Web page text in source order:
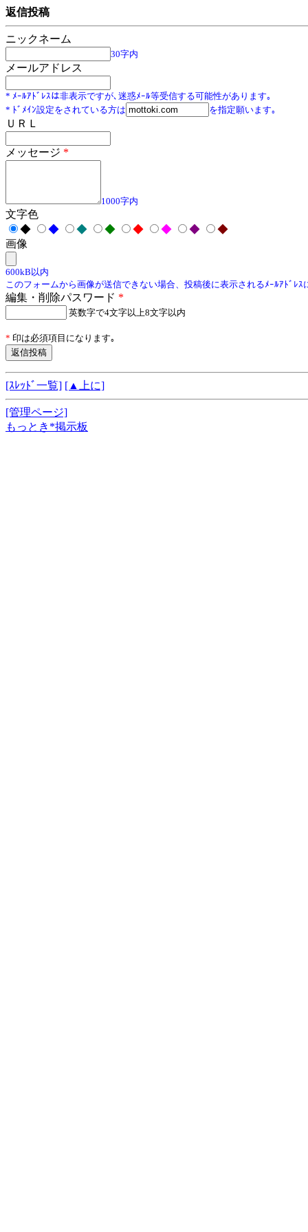
返信投稿
ニックネーム
30字内
メールアドレス
* ﾒｰﾙｱﾄﾞﾚｽは非表示ですが､迷惑ﾒｰﾙ等受信する可能性があります｡
* ﾄﾞﾒｲﾝ設定をされている方は
を指定願います｡
ＵＲＬ
メッセージ *
1000字内
文字色
◆
◆ ◆ ◆ ◆ ◆ ◆
◆
画像
600kB以内
このフォームから画像が送信できない場合、投稿後に表示されるﾒｰﾙｱﾄﾞﾚ
編集・削除パスワード *
英数字で4文字以上8文字以内
* 印は必須項目になります｡
[ｽﾚｯﾄﾞ一覧] [▲上に]
[管理ページ]
もっとき*掲示板